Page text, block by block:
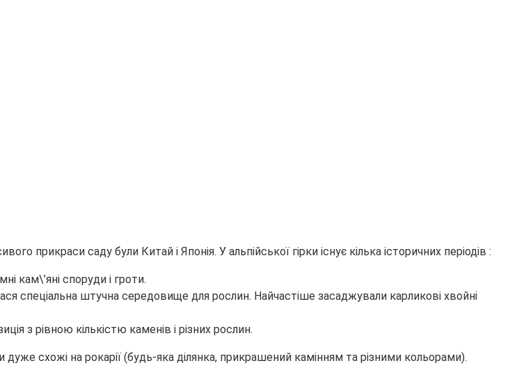
прикраси саду були Китай і Японія. У альпійської гірки існує кілька історичних періодів :
кам\’яні споруди і гроти.
спеціальна штучна середовище для рослин. Найчастіше засаджували карликові хвойні
з рівною кількістю каменів і різних рослин.
дуже схожі на рокарії (будь-яка ділянка, прикрашений камінням та різними кольорами).